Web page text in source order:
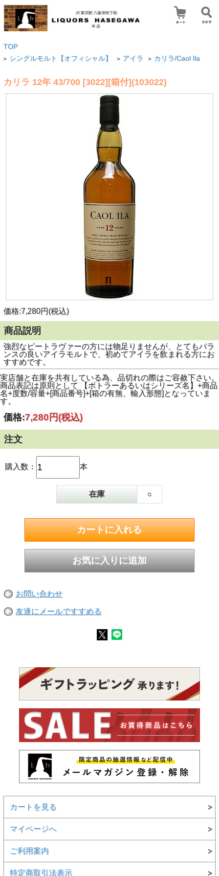
TOP
> シングルモルト【オフィシャル】 > アイラ > カリラ/Caol Ila
カリラ 12年 43/700 [3022][箱付](103022)
価格:7,280円(税込)
商品説明
強烈なピートラヴァーの方には物足りませんが、とてもバラ
ンスの良いアイラモルトで、初めてアイラを飲まれる方にお
すすめです。
実店舗と在庫を共有している為、品切れの際はご容赦下さい。
商品表記は原則として 【ボトラーあるいはシリーズ名】+商品
名+度数/容量+[商品番号]+[箱の有無、輸入形態]となっていま
す。
価格:7,280円(税込)
注文
購入数： 本
在庫 ○
お問い合わせ
友達にメールですすめる
カートを見る
マイページへ
ご利用案内
特定商取引法表示